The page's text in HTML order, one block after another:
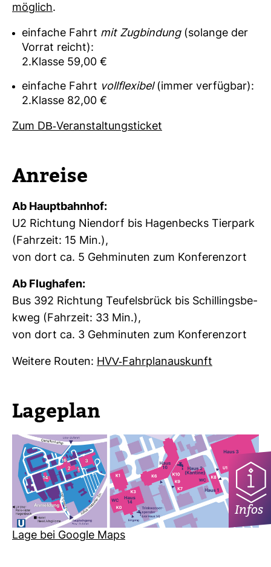
mög­lich.
einfache Fahrt mit Zugbindung(solange der
Vorrat reicht):
2.Klasse 59,00 €
einfache Fahrt vollflexibel(immer verfügbar):
2.Klasse 82,00 €
Zum DB-​Ver­an­stal­tungs­ti­cket
Anreise
Ab Haupt­bahnhof:
U2 Rich­tung Nien­dorf bis Hagen­becks Tier­park
(Fahr­zeit: 15 Min.),
von dort ca. 5 Geh­mi­nuten zum Kon­fe­renzort
Ab Flug­hafen:
Bus 392 Rich­tung Teu­fels­brück bis Schil­lings­be­
kweg (Fahr­zeit: 33 Min.),
von dort ca. 3 Geh­mi­nuten zum Kon­fe­renzort
Wei­tere Routen: HVV-​Fahr­plan­aus­kunft
Lage­plan
Lage bei Google Maps
Infos